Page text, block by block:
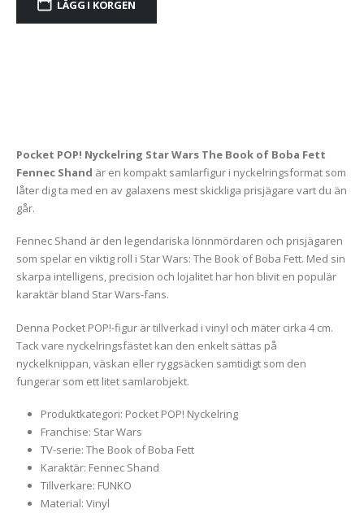
LÄGG I KORGEN
Alternative:
Pocket POP! Nyckelring Star Wars The Book of Boba Fett
Fennec Shand är en kompakt samlarfigur i nyckelringsformat som
låter dig ta med en av galaxens mest skickliga prisjägare vart du än
går.
Fennec Shand är den legendariska lönnmördaren och prisjägaren
som spelar en viktig roll i Star Wars: The Book of Boba Fett. Med sin
skarpa intelligens, precision och lojalitet har hon blivit en populär
karaktär bland Star Wars-fans.
Denna Pocket POP!-figur är tillverkad i vinyl och mäter cirka 4 cm.
Tack vare nyckelringsfästet kan den enkelt sättas på
nyckelknippan, väskan eller ryggsäcken samtidigt som den
fungerar som ett litet samlarobjekt.
Produktkategori: Pocket POP! Nyckelring
Franchise: Star Wars
TV-serie: The Book of Boba Fett
Karaktär: Fennec Shand
Tillverkare: FUNKO
Material: Vinyl